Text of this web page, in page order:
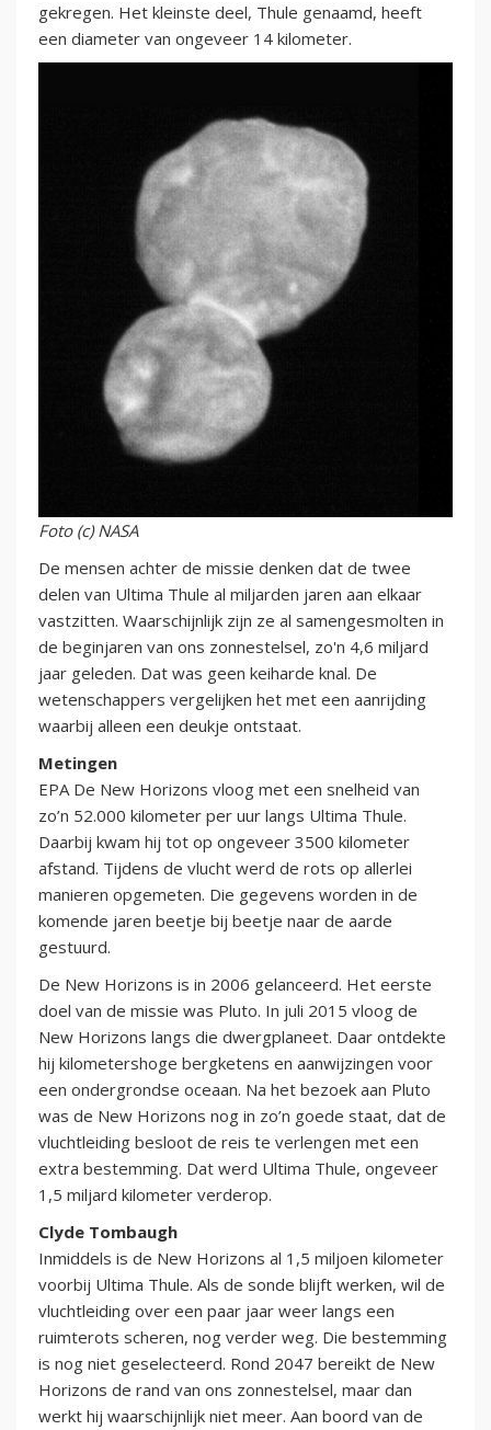
gekregen. Het kleinste deel, Thule genaamd, heeft
een diameter van ongeveer 14 kilometer.
Foto (c) NASA
De mensen achter de missie denken dat de twee
delen van Ultima Thule al miljarden jaren aan elkaar
vastzitten. Waarschijnlijk zijn ze al samengesmolten in
de beginjaren van ons zonnestelsel, zo'n 4,6 miljard
jaar geleden. Dat was geen keiharde knal. De
wetenschappers vergelijken het met een aanrijding
waarbij alleen een deukje ontstaat.
Metingen
EPA De New Horizons vloog met een snelheid van
zo’n 52.000 kilometer per uur langs Ultima Thule.
Daarbij kwam hij tot op ongeveer 3500 kilometer
afstand. Tijdens de vlucht werd de rots op allerlei
manieren opgemeten. Die gegevens worden in de
komende jaren beetje bij beetje naar de aarde
gestuurd.
De New Horizons is in 2006 gelanceerd. Het eerste
doel van de missie was Pluto. In juli 2015 vloog de
New Horizons langs die dwergplaneet. Daar ontdekte
hij kilometershoge bergketens en aanwijzingen voor
een ondergrondse oceaan. Na het bezoek aan Pluto
was de New Horizons nog in zo’n goede staat, dat de
vluchtleiding besloot de reis te verlengen met een
extra bestemming. Dat werd Ultima Thule, ongeveer
1,5 miljard kilometer verderop.
Clyde Tombaugh
Inmiddels is de New Horizons al 1,5 miljoen kilometer
voorbij Ultima Thule. Als de sonde blijft werken, wil de
vluchtleiding over een paar jaar weer langs een
ruimterots scheren, nog verder weg. Die bestemming
is nog niet geselecteerd. Rond 2047 bereikt de New
Horizons de rand van ons zonnestelsel, maar dan
werkt hij waarschijnlijk niet meer. Aan boord van de